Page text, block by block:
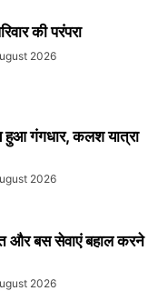
की परंपरा
2026
हुआ गंगधार, कलश यात्रा
2026
और बस सेवाएं बहाल करने
2026